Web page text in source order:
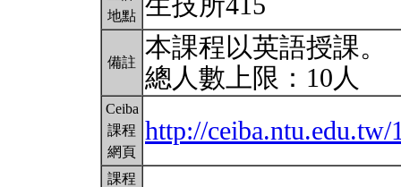
地點
備註
本課程以英語授課。
總人數上限：10人
Ceiba
課程
網頁
http://
課程